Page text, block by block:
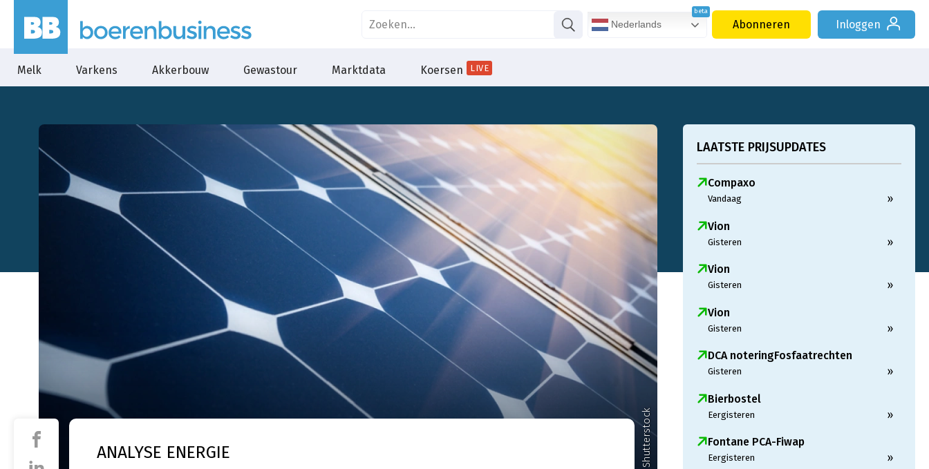
Nederlands Abonneren Inloggen
Melk Varkens Akkerbouw Gewastour Marktdata Koersen LIVE
Shutterstock
ANALYSE ENERGIE
LAATSTE PRIJSUPDATES
Compaxo
Vandaag »
Vion
Gisteren »
Vion
Gisteren »
Vion
Gisteren »
DCA noteringFosfaatrechten
Gisteren »
Bierbostel
Eergisteren »
Fontane PCA-Fiwap
Eergisteren »